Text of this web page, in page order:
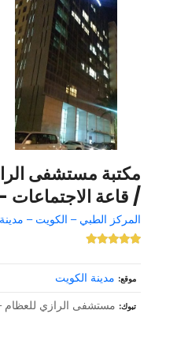
مكتبة مستشفى
/ قاعة الاجتماعات
المركز الطبي – الكويت –
موقع مدينة الكويت
تبوك مستشفى الرازي للعظام